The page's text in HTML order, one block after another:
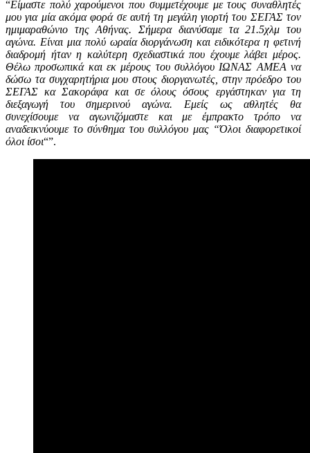
“Είμαστε πολύ χαρούμενοι που συμμετέχουμε με τους συναθλητές
μου για μία ακόμα φορά σε αυτή τη μεγάλη γιορτή του ΣΕΓΑΣ τον
ημιμαραθώνιο της Αθήνας. Σήμερα διανύσαμε τα 21.5χλμ του
αγώνα. Είναι μια πολύ ωραία διοργάνωση και ειδικότερα η φετινή
διαδρομή ήταν η καλύτερη σχεδιαστικά που έχουμε λάβει μέρος.
Θέλω προσωπικά και εκ μέρους του συλλόγου ΙΩΝΑΣ ΑΜΕΑ να
δώσω τα συγχαρητήρια μου στους διοργανωτές, στην πρόεδρο του
ΣΕΓΑΣ κα Σακοράφα και σε όλους όσους εργάστηκαν για τη
διεξαγωγή του σημερινού αγώνα. Εμείς ως αθλητές θα
συνεχίσουμε να αγωνιζόμαστε και με έμπρακτο τρόπο να
αναδεικνύουμε το σύνθημα του συλλόγου μας “Όλοι διαφορετικοί
όλοι ίσοι“”.